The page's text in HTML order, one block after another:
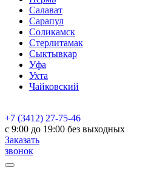
Салават
Сарапул
Соликамск
Стерлитамак
Сыктывкар
Уфа
Ухта
Чайковский
+7 (3412) 27-75-46
c 9:00 до 19:00 без выходных
Заказать
звонок